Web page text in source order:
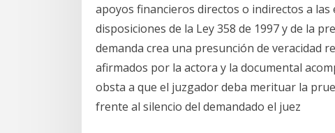
apoyos financieros directos o indirectos a
disposiciones de la Ley 358 de 1997 y de la
demanda crea una presunción de veracidad
afirmados por la actora y la documental
obsta a que el juzgador deba merituar la
frente al silencio del demandado el juez